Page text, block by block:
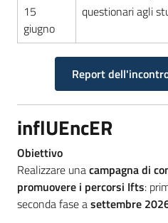
15
giugno
questionari agli
Report
inflUEncER​
Obiettivo
Realizzare unacampagna di
promuovere i percorsi Ifts:
seconda fase asettembre